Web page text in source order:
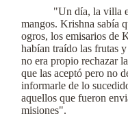
"Un día, la villa
mangos. Krishna sabía
ogros, los emisarios de
habían traído las frutas
no era propio rechazar
que las aceptó pero no
informarle de lo
aquellos que fueron
misiones".